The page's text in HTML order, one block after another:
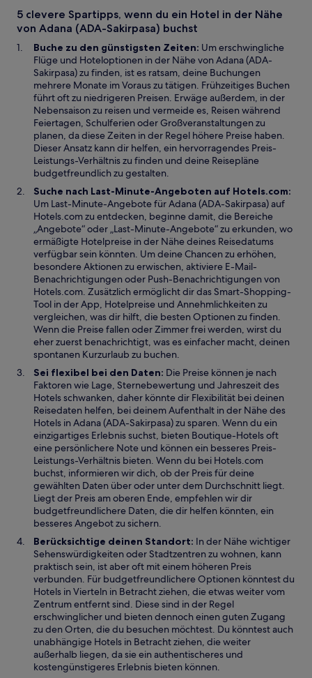
g
e
f
f
n
e
t
e
n
s
t
e
r
g
e
ö
f
f
n
e
t
e
m
n
e
u
e
n
F
e
n
s
t
e
r
g
e
ö
f
f
n
e
t
5 clevere Spartipps, wenn du ein Hotel in der Nähe
von Adana (ADA-Sakirpasa) buchst
Buche zu den günstigsten Zeiten: Um erschwingliche
Flüge und Hoteloptionen in der Nähe von Adana (ADA-
Sakirpasa) zu finden, ist es ratsam, deine Buchungen
mehrere Monate im Voraus zu tätigen. Frühzeitiges Buchen
führt oft zu niedrigeren Preisen. Erwäge außerdem, in der
Nebensaison zu reisen und vermeide es, Reisen während
Feiertagen, Schulferien oder Großveranstaltungen zu
planen, da diese Zeiten in der Regel höhere Preise haben.
Dieser Ansatz kann dir helfen, ein hervorragendes Preis-
Leistungs-Verhältnis zu finden und deine Reisepläne
budgetfreundlich zu gestalten.
Suche nach Last-Minute-Angeboten auf Hotels.com:
Um Last-Minute-Angebote für Adana (ADA-Sakirpasa) auf
Hotels.com zu entdecken, beginne damit, die Bereiche
„Angebote“ oder „Last-Minute-Angebote“ zu erkunden, wo
ermäßigte Hotelpreise in der Nähe deines Reisedatums
verfügbar sein könnten. Um deine Chancen zu erhöhen,
besondere Aktionen zu erwischen, aktiviere E-Mail-
Benachrichtigungen oder Push-Benachrichtigungen von
Hotels.com. Zusätzlich ermöglicht dir das Smart-Shopping-
Tool in der App, Hotelpreise und Annehmlichkeiten zu
vergleichen, was dir hilft, die besten Optionen zu finden.
Wenn die Preise fallen oder Zimmer frei werden, wirst du
eher zuerst benachrichtigt, was es einfacher macht, deinen
spontanen Kurzurlaub zu buchen.
Sei flexibel bei den Daten: Die Preise können je nach
Faktoren wie Lage, Sternebewertung und Jahreszeit des
Hotels schwanken, daher könnte dir Flexibilität bei deinen
Reisedaten helfen, bei deinem Aufenthalt in der Nähe des
Hotels in Adana (ADA-Sakirpasa) zu sparen. Wenn du ein
einzigartiges Erlebnis suchst, bieten Boutique-Hotels oft
eine persönlichere Note und können ein besseres Preis-
Leistungs-Verhältnis bieten. Wenn du bei Hotels.com
buchst, informieren wir dich, ob der Preis für deine
gewählten Daten über oder unter dem Durchschnitt liegt.
Liegt der Preis am oberen Ende, empfehlen wir dir
budgetfreundlichere Daten, die dir helfen könnten, ein
besseres Angebot zu sichern.
Berücksichtige deinen Standort: In der Nähe wichtiger
Sehenswürdigkeiten oder Stadtzentren zu wohnen, kann
praktisch sein, ist aber oft mit einem höheren Preis
verbunden. Für budgetfreundlichere Optionen könntest du
Hotels in Vierteln in Betracht ziehen, die etwas weiter vom
Zentrum entfernt sind. Diese sind in der Regel
erschwinglicher und bieten dennoch einen guten Zugang
zu den Orten, die du besuchen möchtest. Du könntest auch
unabhängige Hotels in Betracht ziehen, die weiter
außerhalb liegen, da sie ein authentischeres und
kostengünstigeres Erlebnis bieten können.